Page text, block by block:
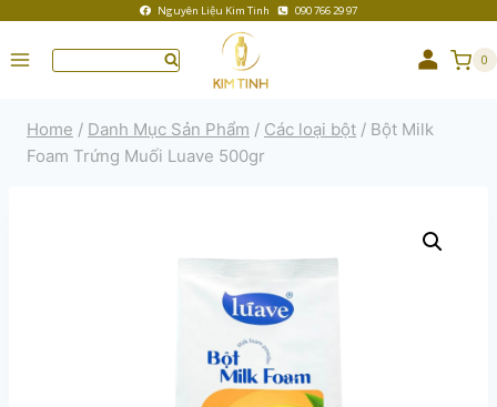
Nguyên Liệu Kim Tinh 090 766 29 97
0
Home / Danh Mục Sản Phẩm / Các loại bột / Bột Milk
Foam Trứng Muối Luave 500gr